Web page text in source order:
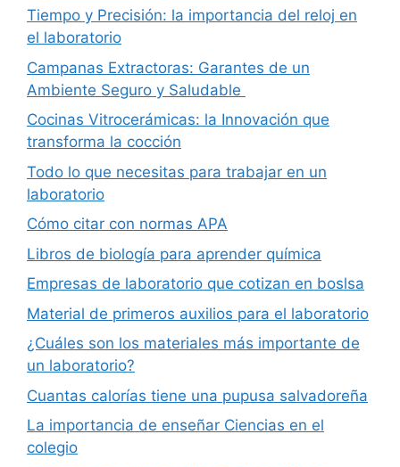
Tiempo y Precisión: la importancia del reloj en
el laboratorio
Campanas Extractoras: Garantes de un
Ambiente Seguro y Saludable
Cocinas Vitrocerámicas: la Innovación que
transforma la cocción
Todo lo que necesitas para trabajar en un
laboratorio
Cómo citar con normas APA
Libros de biología para aprender química
Empresas de laboratorio que cotizan en boslsa
Material de primeros auxilios para el laboratorio
¿Cuáles son los materiales más importante de
un laboratorio?
Cuantas calorías tiene una pupusa salvadoreña
La importancia de enseñar Ciencias en el
colegio